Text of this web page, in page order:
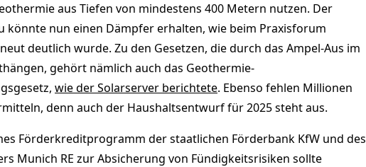
aus Tiefen von mindestens 400 Metern nutzen. Der
könnte nun einen Dämpfer erhalten, wie beim Praxisforum
deutlich wurde. Zu den Gesetzen, die durch das Ampel-Aus im
gehört nämlich auch das Geothermie-
wie der Solarserver berichtete. Ebenso fehlen Millionen
denn auch der Haushaltsentwurf für 2025 steht aus.
Förderkreditprogramm der staatlichen Förderbank KfW und des
Munich RE zur Absicherung von Fündigkeitsrisiken sollte